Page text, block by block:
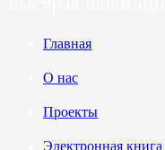
Главная
О нас
Проекты
Электронная книга